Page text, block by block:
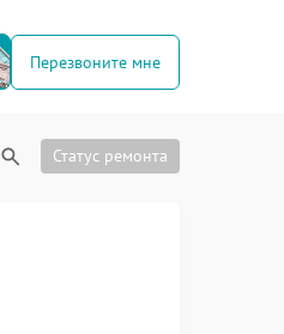
Перезвоните мне
Статус ремонта